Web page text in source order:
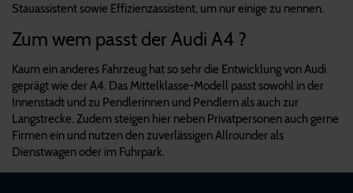
Stauassistent sowie Effizienzassistent, um nur einige zu nennen.
Zum wem passt der Audi A4 ?
Kaum ein anderes Fahrzeug hat so sehr die Entwicklung von Audi
geprägt wie der A4. Das Mittelklasse-Modell passt sowohl in der
Innenstadt und zu Pendlerinnen und Pendlern als auch zur
Langstrecke. Zudem steigen hier neben Privatpersonen auch gerne
Firmen ein und nutzen den zuverlässigen Allrounder als
Dienstwagen oder im Fuhrpark.